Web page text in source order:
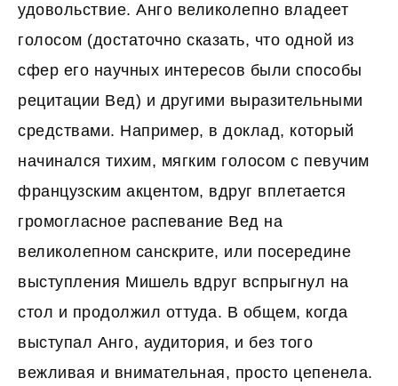
удовольствие. Анго великолепно владеет
голосом (достаточно сказать, что одной из
сфер его научных интересов были способы
рецитации Вед) и другими выразительными
средствами. Например, в доклад, который
начинался тихим, мягким голосом с певучим
французским акцентом, вдруг вплетается
громогласное распевание Вед на
великолепном санскрите, или посередине
выступления Мишель вдруг вспрыгнул на
стол и продолжил оттуда. В общем, когда
выступал Анго, аудитория, и без того
вежливая и внимательная, просто цепенела.